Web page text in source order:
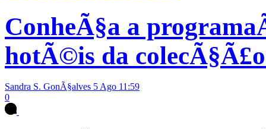
ConheÃ§a a
hotÃ©is da
Sandra S. GonÃ§alves 5 Ago 11:59
0